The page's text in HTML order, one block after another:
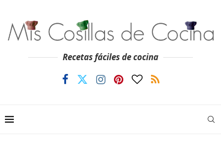
Recetas fáciles de cocina